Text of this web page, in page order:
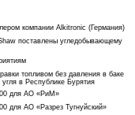
компании Alkitronic (Германия)
поставлены угледобывающему
топливом без давления в баке
в Республике Бурятия
для АО «РиМ»
для АО «Разрез Тугнуйский»